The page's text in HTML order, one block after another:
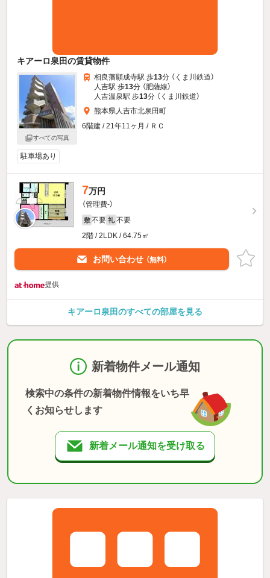
キアーロ泉田の賃貸物件
すべての写真
相良藩願成寺駅 歩13分 （くま川鉄道）
人吉駅 歩13分 （肥薩線）
人吉温泉駅 歩13分 （くま川鉄道）
熊本県人吉市北泉田町
6階建 / 21年11ヶ月 / ＲＣ
駐車場あり
7万円
（管理費-）
敷 不要 礼 不要
2階 / 2LDK / 64.75㎡
お問い合わせ （無料）
提供
キアーロ泉田のすべての部屋を見る
新着物件メール通知
検索中の条件の新着物件情報をいち早
くお知らせします
新着メール通知を受け取る